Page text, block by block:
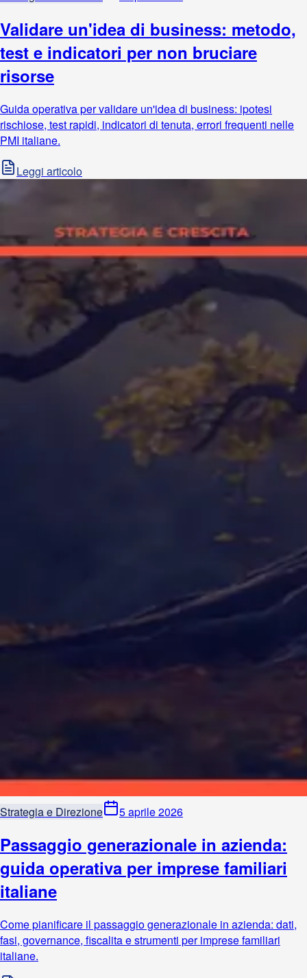
Validare un'idea di business: metodo,
test e indicatori per non bruciare
risorse
Guida operativa per validare un'idea di business: ipotesi
rischiose, test rapidi, indicatori di tenuta, errori frequenti nelle
PMI italiane.
Leggi articolo
Strategia e Direzione 5 aprile 2026
Passaggio generazionale in azienda:
guida operativa per imprese familiari
italiane
Come pianificare il passaggio generazionale in azienda: dati,
fasi, governance, fiscalita e strumenti per imprese familiari
italiane.